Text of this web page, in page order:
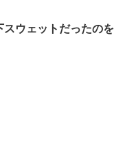
ウェットだったのを